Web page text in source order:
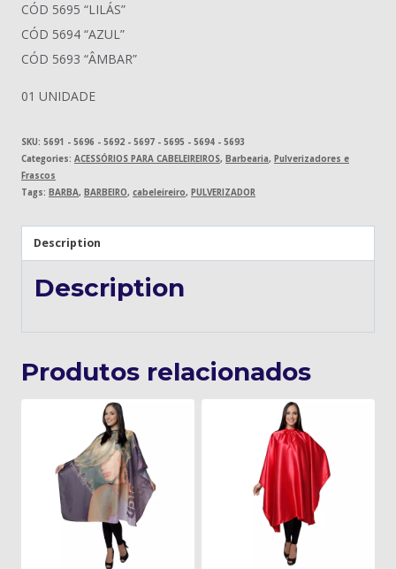
CÓD 5695 “LILÁS”
CÓD 5694 “AZUL”
CÓD 5693 “ÂMBAR”
01 UNIDADE
SKU: 5691 - 5696 - 5692 - 5697 - 5695 - 5694 - 5693
Categories: ACESSÓRIOS PARA CABELEIREIROS, Barbearia, Pulverizadores e
Frascos
Tags: BARBA, BARBEIRO, cabeleireiro, PULVERIZADOR
Description
Description
Produtos relacionados